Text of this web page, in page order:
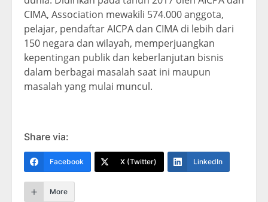
CIMA, Association mewakili 574.000 anggota,
pelajar, pendaftar AICPA dan CIMA di lebih dari
150 negara dan wilayah, memperjuangkan
kepentingan publik dan keberlanjutan bisnis
dalam berbagai masalah saat ini maupun
masalah yang mulai muncul.
Share via:
Facebook X (Twitter) LinkedIn
More